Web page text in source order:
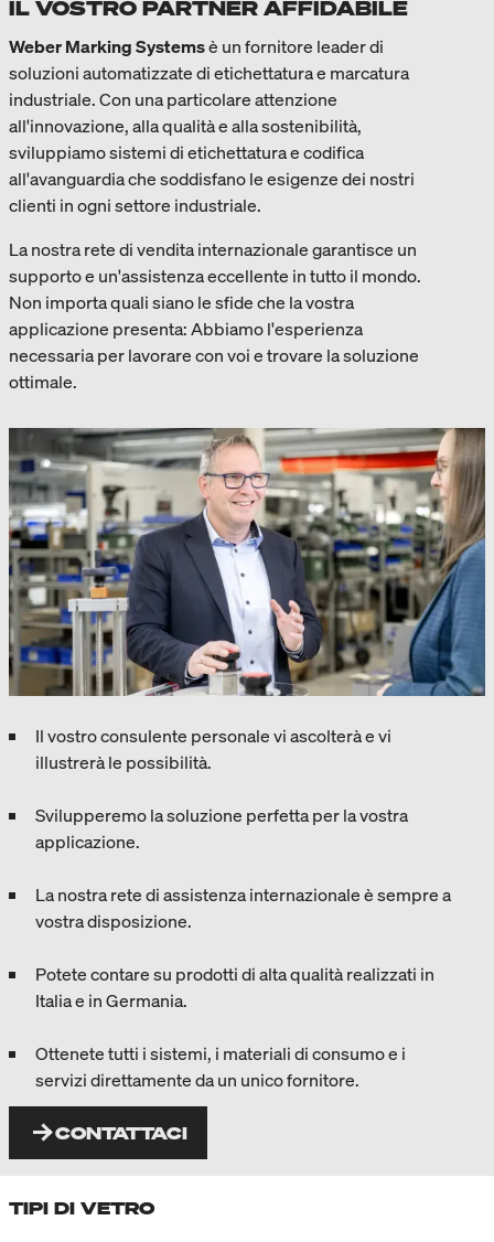
IL VOSTRO PARTNER AFFIDABILE
Weber Marking Systemsè un fornitore leader di
soluzioni automatizzate di etichettatura e marcatura
industriale. Con una particolare attenzione
all'innovazione, alla qualità e alla sostenibilità,
sviluppiamo sistemi di etichettatura e codifica
all'avanguardia che soddisfano le esigenze dei nostri
clienti in ogni settore industriale.
La nostra rete di vendita internazionale garantisce un
supporto e un'assistenza eccellente in tutto il mondo.
Non importa quali siano le sfide che la vostra
applicazione presenta: Abbiamo l'esperienza
necessaria per lavorare con voi e trovare la soluzione
ottimale.
Il vostro consulente personale vi ascolterà e vi
illustrerà le possibilità.
Svilupperemo la soluzione perfetta per la vostra
applicazione.
La nostra rete di assistenza internazionale è sempre a
vostra disposizione.
Potete contare su prodotti di alta qualità realizzati in
Italia e in Germania.
Ottenete tutti i sistemi, i materiali di consumo e i
servizi direttamente da un unico fornitore.
CONTATTACI
TIPI DI VETRO